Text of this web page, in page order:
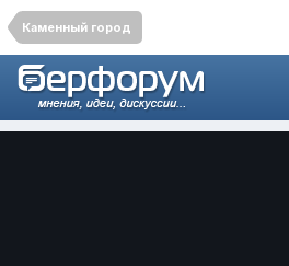
Каменный город